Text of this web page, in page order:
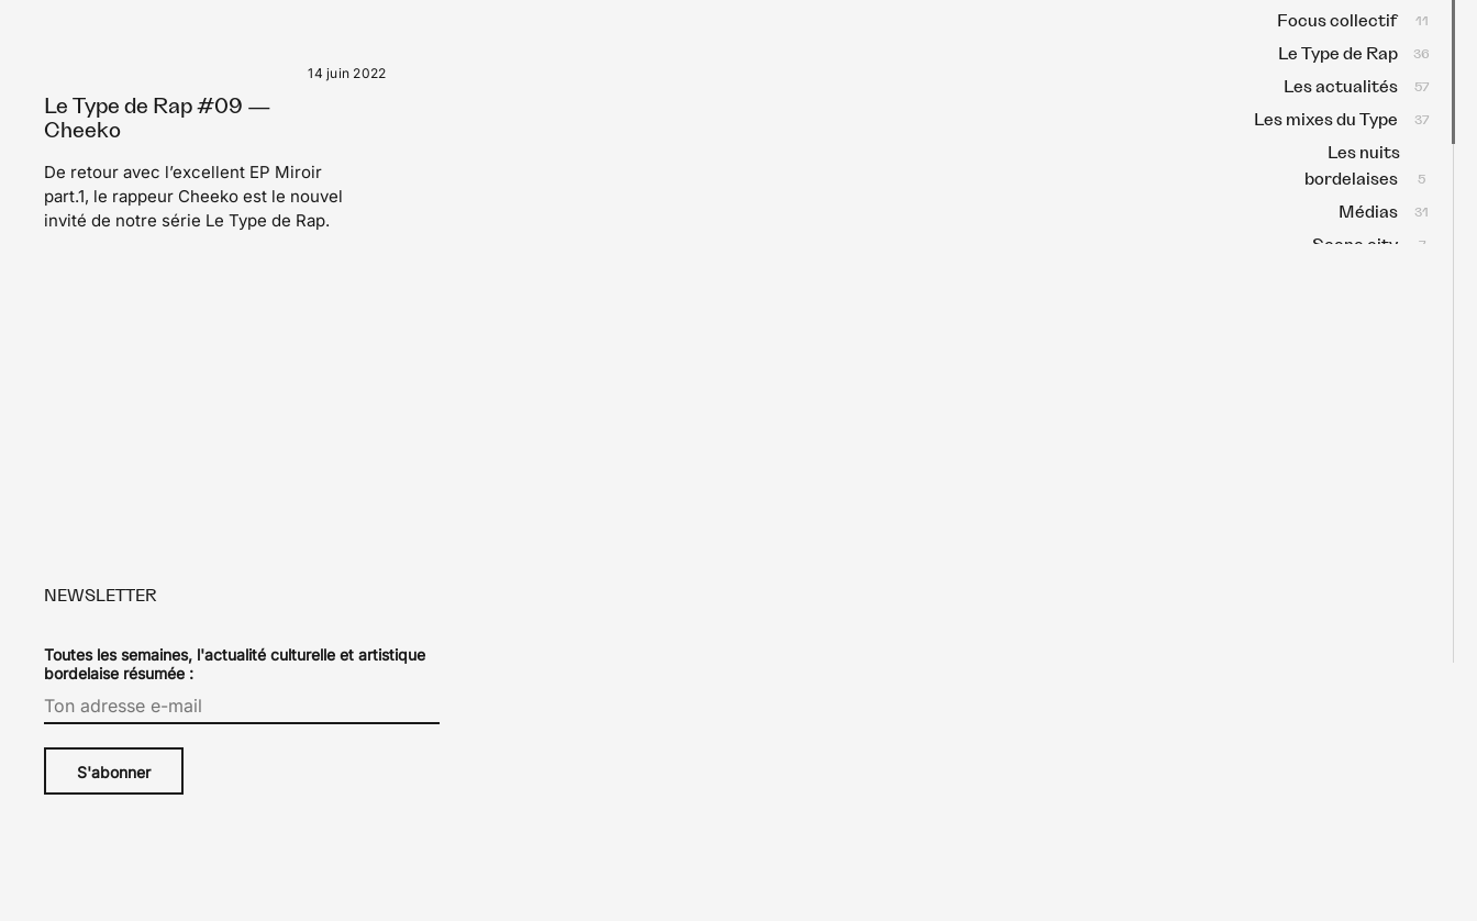
14 juin 2022
Le Type de Rap #09 —
Cheeko
De retour avec l’excellent EP Miroir
part.1, le rappeur Cheeko est le nouvel
invité de notre série Le Type de Rap.
Focus collectif 11
Le Type de Rap 36
Les actualités 57
Les mixes du Type 37
Les nuits
bordelaises
5
Médias 31
Scene city 7
NEWSLETTER
Toutes les semaines, l'actualité culturelle et artistique
bordelaise résumée :